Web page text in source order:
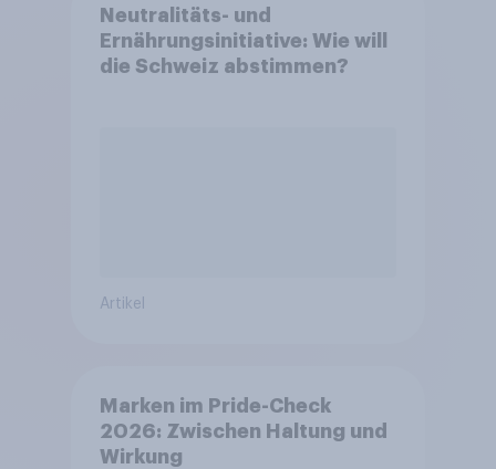
Neutralitäts- und
Ernährungsinitiative: Wie will
die Schweiz abstimmen?
Artikel
Marken im Pride-Check
2026: Zwischen Haltung und
Wirkung